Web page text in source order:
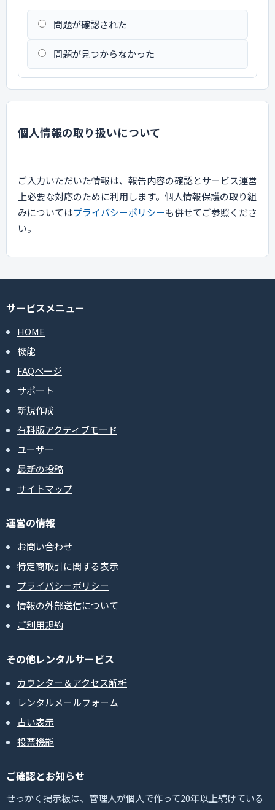
問題が確認された
問題が見つからなかった
個人情報の取り扱いについて
ご入力いただいた情報は、報告内容の確認とサービス運営
上必要な対応のために利用します。個人情報保護の取り組
みについてはプライバシーポリシーも併せてご参照くださ
い。
サービスメニュー
HOME
機能
FAQページ
サポート
新規作成
有料版アクティブモード
ユーザー
最新の投稿
サイトマップ
運営の情報
お問い合わせ
特定商取引に関する表示
プライバシーポリシー
情報の外部送信について
ご利用規約
その他レンタルサービス
カウンター＆アクセス解析
レンタルメールフォーム
占い表示
投票機能
ご確認とお知らせ
せっかく掲示板は、管理人が個人で作って20年以上続けている